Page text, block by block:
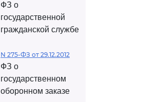
ФЗ о
государственной
гражданской службе
N 275-ФЗ от 29.12.2012
ФЗ о
государственном
оборонном заказе